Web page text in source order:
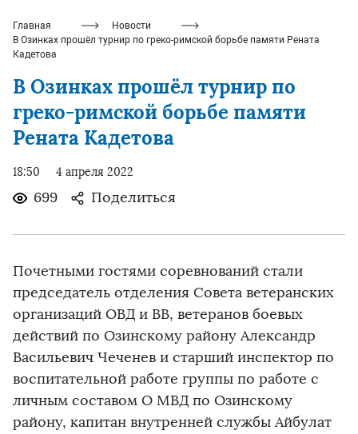
Главная
Новости
В Озинках прошёл турнир по греко-римской борьбе памяти Рената
Кадетова
В Озинках прошёл турнир по
греко-римской борьбе памяти
Рената Кадетова
18:50 4 апреля 2022
699 Поделиться
Почетными гостями соревнований стали
председатель отделения Совета ветеранских
организаций ОВД и ВВ, ветеранов боевых
действий по Озинскому району Александр
Васильевич Чеченев и старший инспектор по
воспитательной работе группы по работе с
личным составом О МВД по Озинскому
району, капитан внутренней службы Айбулат